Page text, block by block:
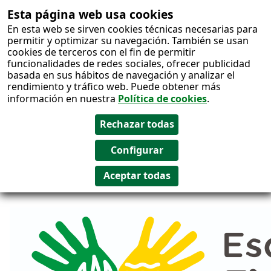
Esta página web usa cookies
En esta web se sirven cookies técnicas necesarias para
permitir y optimizar su navegación. También se usan
cookies de terceros con el fin de permitir
funcionalidades de redes sociales, ofrecer publicidad
basada en sus hábitos de navegación y analizar el
rendimiento y tráfico web. Puede obtener más
información en nuestra Política de cookies.
Salto al
contenido